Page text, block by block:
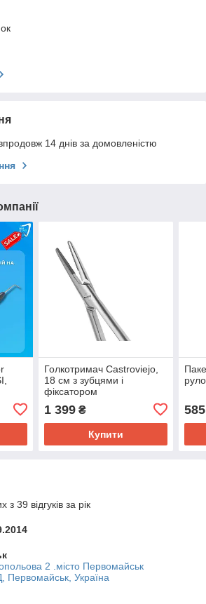
14 днів за домовленістю
Голкотримач Castroviejo,
18 см з зубцями і
фіксатором
1 399₴
Купити
585
39 відгуків за рік
2 .місто Первомайськ
Первомайськ, Україна